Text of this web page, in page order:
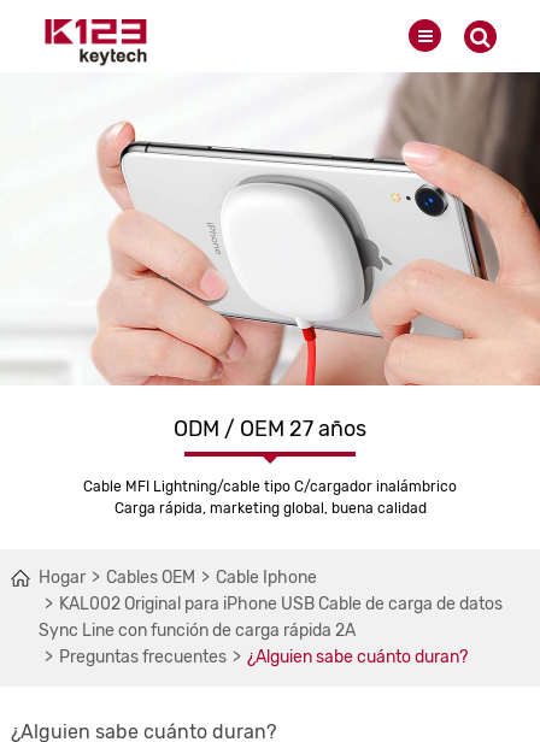
ODM / OEM 27 años
Cable MFI Lightning/cable tipo C/cargador inalámbrico
Carga rápida, marketing global, buena calidad
Hogar Cables OEM
Cable Iphone
KAL002 Original para iPhone USB Cable de carga de datos
Sync Line con función de carga rápida 2A
Preguntas frecuentes
¿Alguien sabe cuánto duran?
¿Alguien sabe cuánto duran?